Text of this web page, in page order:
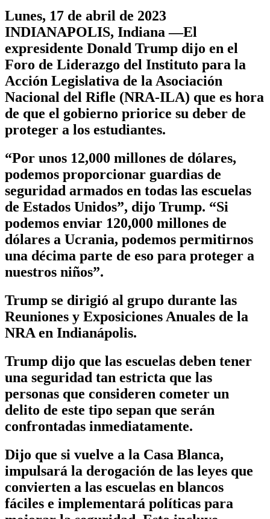
Lunes, 17 de abril de 2023
INDIANAPOLIS, Indiana —El
expresidente Donald Trump dijo en el
Foro de Liderazgo del Instituto para la
Acción Legislativa de la Asociación
Nacional del Rifle (NRA-ILA) que es hora
de que el gobierno priorice su deber de
proteger a los estudiantes.
“Por unos 12,000 millones de dólares,
podemos proporcionar guardias de
seguridad armados en todas las escuelas
de Estados Unidos”, dijo Trump. “Si
podemos enviar 120,000 millones de
dólares a Ucrania, podemos permitirnos
una décima parte de eso para proteger a
nuestros niños”.
Trump se dirigió al grupo durante las
Reuniones y Exposiciones Anuales de la
NRA en Indianápolis.
Trump dijo que las escuelas deben tener
una seguridad tan estricta que las
personas que consideren cometer un
delito de este tipo sepan que serán
confrontadas inmediatamente.
Dijo que si vuelve a la Casa Blanca,
impulsará la derogación de las leyes que
convierten a las escuelas en blancos
fáciles e implementará políticas para